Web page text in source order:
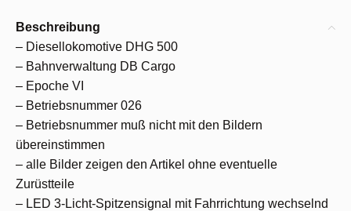
Beschreibung
– Diesellokomotive DHG 500
– Bahnverwaltung DB Cargo
– Epoche VI
– Betriebsnummer 026
– Betriebsnummer muß nicht mit den Bildern
übereinstimmen
– alle Bilder zeigen den Artikel ohne eventuelle
Zurüstteile
– LED 3-Licht-Spitzensignal mit Fahrrichtung wechselnd